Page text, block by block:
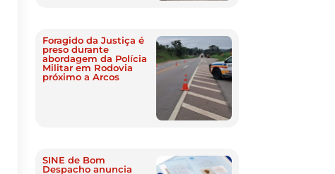
Foragido da Justiça é
preso durante
abordagem da Polícia
Militar em Rodovia
próximo a Arcos
SINE de Bom
Despacho anuncia